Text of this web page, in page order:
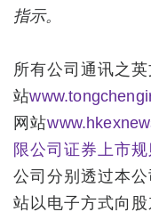
指示。
所有公司通讯之
站
网站
限公司证券上市规
公司分别透过本
站以电子方式向